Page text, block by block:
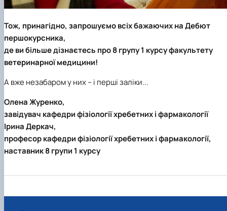
Тож, принагідно, запрошуємо всіх бажаючих наДебют
першокурсника,
де ви більше дізнаєтесь про8 групу 1 курсу факультету
ветеринарної медицини!
А вже незабаром у них – і перші заліки...
Олена Журенко,
завідувач кафедри фізіології хребетних і фармакології
Ірина Деркач,
професор кафедри фізіології хребетних і фармакології,
наставник 8 групи 1 курсу